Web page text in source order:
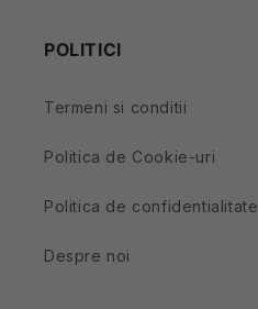
POLITICI
Termeni si conditii
Politica de Cookie-uri
Politica de confidentialitate
Despre noi